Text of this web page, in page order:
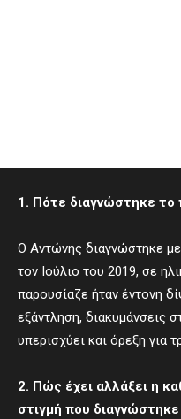
1. Πότε διαγνώστηκε το
Ο Αντώνης διαγνώστηκε
τον Ιούλιο του 2019, σε
παρουσίαζε ήταν έντονη
εξάντληση, διακυμάνσεις
υπερισχύει και όρεξη για
2. Πώς έχει αλλάξει η
στιγμή που